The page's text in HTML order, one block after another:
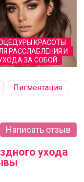
КРАСОТЫ
РАССЛАБЛЕНИЯ И
ЗА СОБОЙ
Пигментация
Написать отзыв
ухода